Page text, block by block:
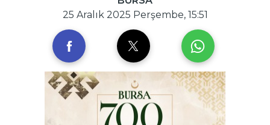
25 Aralık 2025 Perşembe, 15:51